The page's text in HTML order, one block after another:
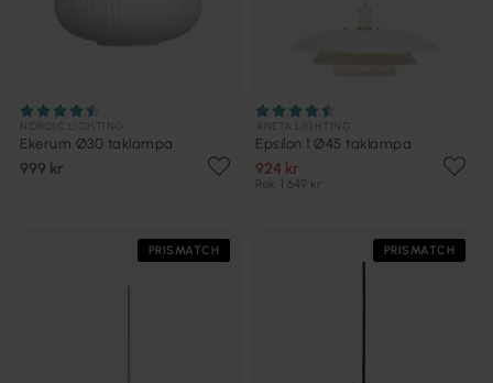
Ekerum Ø30 taklampa
999 kr
Epsilon 1 Ø45 taklampa
924 kr
Rek. 1 649 kr
PRISMATCH PRISMATCH